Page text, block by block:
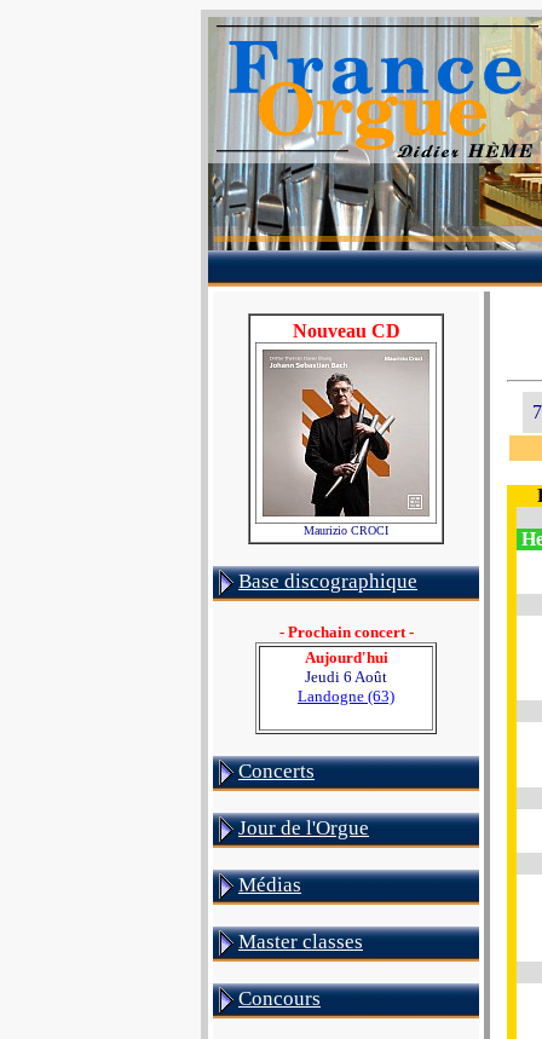
Nouveau CD
Maurizio CROCI
Base discographique
- Prochain concert -
Aujourd'hui
Jeudi 6 Août
Landogne (63)
Concerts
Jour de l'Orgue
Médias
Master classes
Concours